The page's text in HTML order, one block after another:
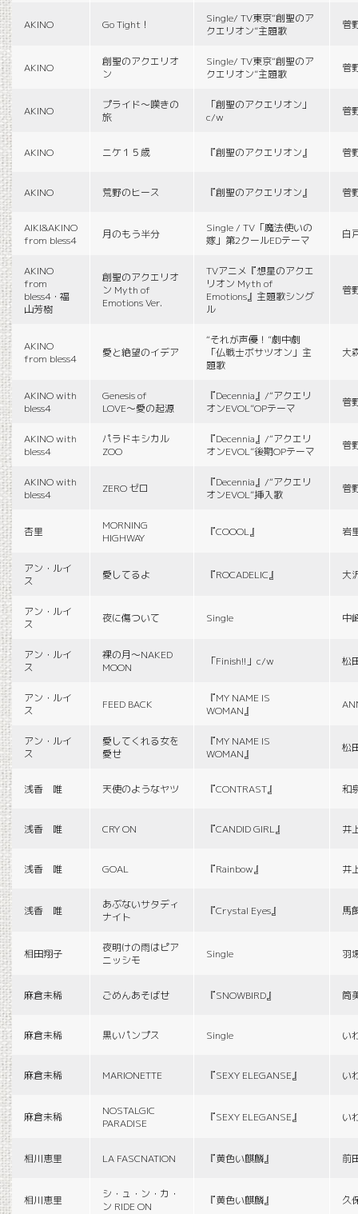
AKINO Go Tight！
Single/ TV東京“創聖のア
クエリオン”主題歌
菅
AKINO
創聖のアクエリオ
ン
Single/ TV東京“創聖のア
クエリオン”主題歌
菅
AKINO
プライド〜嘆きの
旅
「創聖のアクエリオン」
c/w
菅
AKINO ニケ１５歳 『創聖のアクエリオン』 菅
AKINO 荒野のヒース 『創聖のアクエリオン』 菅
AIKI&AKINO
from bless4
月のもう半分
Single / TV「魔法使いの
嫁」第2クールEDテーマ
白
AKINO
from
bless4・福
山芳樹
創聖のアクエリオ
ン Myth of
Emotions Ver.
TVアニメ『想星のアクエ
リオン Myth of
Emotions』主題歌シング
ル
菅
AKINO
from bless4
愛と絶望のイデア
“それが声優！”劇中劇
「仏戦士ボサツオン」主
題歌
大
AKINO with
bless4
Genesis of
LOVE〜愛の起源
『Decennia』/“アクエリ
オンEVOL”OPテーマ
菅
AKINO with
bless4
パラドキシカル
ZOO
『Decennia』/“アクエリ
オンEVOL”後期OPテーマ
菅
AKINO with
bless4
ZERO ゼロ
『Decennia』/“アクエリ
オンEVOL”挿入歌
菅
杏里
MORNING
HIGHWAY
『COOOL』 岩
アン・ルイ
ス
愛してるよ 『ROCADELIC』 大
アン・ルイ
ス
夜に傷ついて Single 中
アン・ルイ
ス
裸の月〜NAKED
MOON
「Finish!!」c/w 松
アン・ルイ
ス
FEED BACK
『MY NAME IS
WOMAN』
アン・ルイ
ス
愛してくれる女を
愛せ
『MY NAME IS
WOMAN』
松
浅香 唯 天使のようなヤツ 『CONTRAST』 和
浅香 唯 CRY ON 『CANDID GIRL』 井
浅香 唯 GOAL 『Rainbow』 井
浅香 唯
あぶないサタディ
ナイト
『Crystal Eyes』 馬
相田翔子
夜明けの雨はピア
ニッシモ
Single 羽
麻倉未稀 ごめんあそばせ 『SNOWBIRD』 筒
麻倉未稀 黒いパンプス Single い
麻倉未稀 MARIONETTE 『SEXY ELEGANSE』 い
麻倉未稀
NOSTALGIC
PARADISE
『SEXY ELEGANSE』 い
相川恵里 LA FASCNATION 『黄色い麒麟』 前
相川恵里
シ・ュ・ン・カ・
ン RIDE ON
『黄色い麒麟』 久